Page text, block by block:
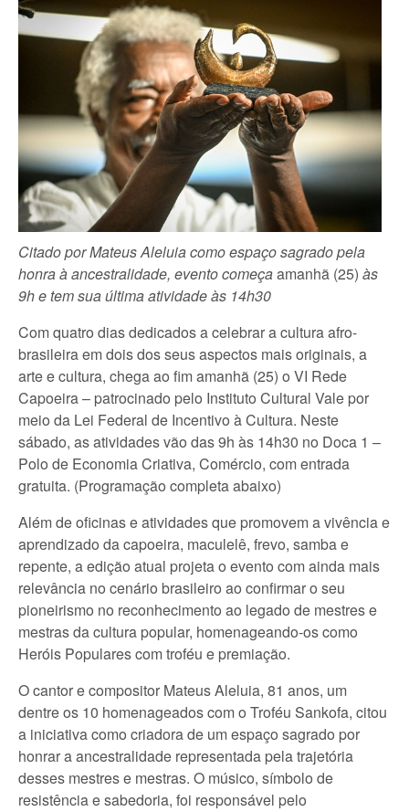
Citado por Mateus Aleluia como espaço sagrado pela
honra à ancestralidade, evento começaamanhã (25) às
9h e tem sua última atividade às 14h30
Com quatro dias dedicados a celebrar a cultura afro-
brasileira em dois dos seus aspectos mais originais, a
arte e cultura, chega ao fim amanhã (25) o VI Rede
Capoeira – patrocinado pelo Instituto Cultural Vale por
meio da Lei Federal de Incentivo à Cultura. Neste
sábado, as atividades vão das 9h às 14h30 no Doca 1 –
Polo de Economia Criativa, Comércio, com entrada
gratuita. (Programação completa abaixo)
Além de oficinas e atividades que promovem a vivência e
aprendizado da capoeira, maculelê, frevo, samba e
repente, a edição atual projeta o evento com ainda mais
relevância no cenário brasileiro ao confirmar o seu
pioneirismo no reconhecimento ao legado de mestres e
mestras da cultura popular, homenageando-os como
Heróis Populares com troféu e premiação.
O cantor e compositor Mateus Aleluia, 81 anos, um
dentre os 10 homenageados com o Troféu Sankofa, citou
a iniciativa como criadora de um espaço sagrado por
honrar a ancestralidade representada pela trajetória
desses mestres e mestras. O músico, símbolo de
resistência e sabedoria, foi responsável pelo